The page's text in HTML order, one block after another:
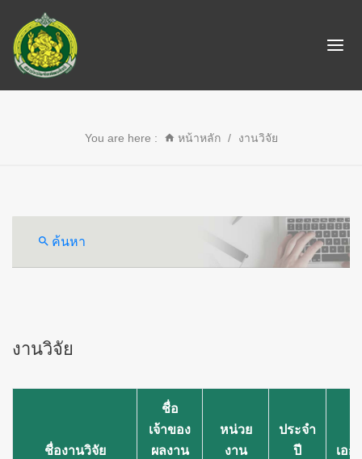
You are here : หน้าหลัก / งานวิจัย
ค้นหา
งานวิจัย
ชื่องานวิจัย
ชื่อ
เจ้าของ
ผลงาน
หน่วย
งาน
ประจำ
ปี
เอก